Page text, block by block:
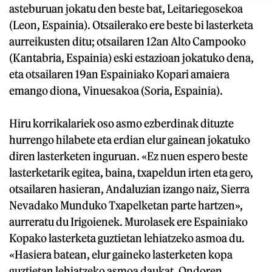
asteburuan jokatu den beste bat, Leitariegosekoa
(Leon, Espainia). Otsailerako ere beste bi lasterketa
aurreikusten ditu; otsailaren 12an Alto Campooko
(Kantabria, Espainia) eski estazioan jokatuko dena,
eta otsailaren 19an Espainiako Kopari amaiera
emango diona, Vinuesakoa (Soria, Espainia).
Hiru korrikalariek oso asmo ezberdinak dituzte
hurrengo hilabete eta erdian elur gainean jokatuko
diren lasterketen inguruan. «Ez nuen espero beste
lasterketarik egitea, baina, txapeldun irten eta gero,
otsailaren hasieran, Andaluzian izango naiz, Sierra
Nevadako Munduko Txapelketan parte hartzen»,
aurreratu du Irigoienek. Murolasek ere Espainiako
Kopako lasterketa guztietan lehiatzeko asmoa du.
«Hasiera batean, elur gaineko lasterketen kopa